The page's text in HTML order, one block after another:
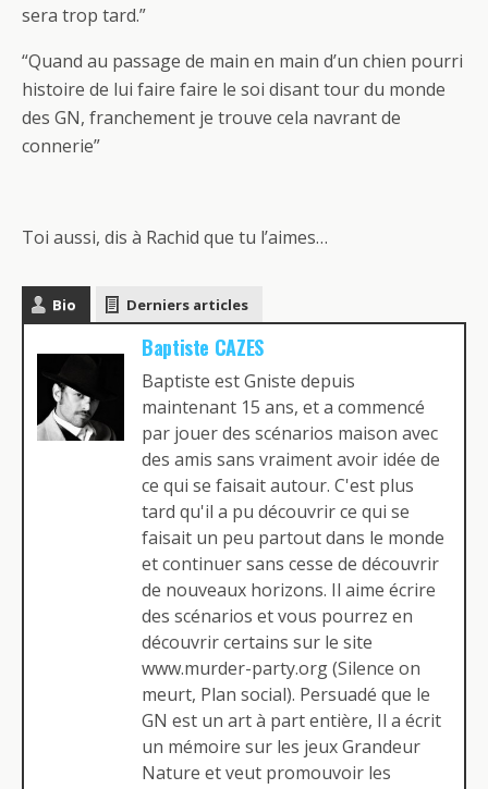
sera trop tard.”
“Quand au passage de main en main d’un chien pourri
histoire de lui faire faire le soi disant tour du monde
des GN, franchement je trouve cela navrant de
connerie”
Toi aussi, dis à Rachid que tu l’aimes…
Bio Derniers articles
Baptiste CAZES
Baptiste est Gniste depuis
maintenant 15 ans, et a commencé
par jouer des scénarios maison avec
des amis sans vraiment avoir idée de
ce qui se faisait autour. C'est plus
tard qu'il a pu découvrir ce qui se
faisait un peu partout dans le monde
et continuer sans cesse de découvrir
de nouveaux horizons. Il aime écrire
des scénarios et vous pourrez en
découvrir certains sur le site
www.murder-party.org (Silence on
meurt, Plan social). Persuadé que le
GN est un art à part entière, Il a écrit
un mémoire sur les jeux Grandeur
Nature et veut promouvoir les